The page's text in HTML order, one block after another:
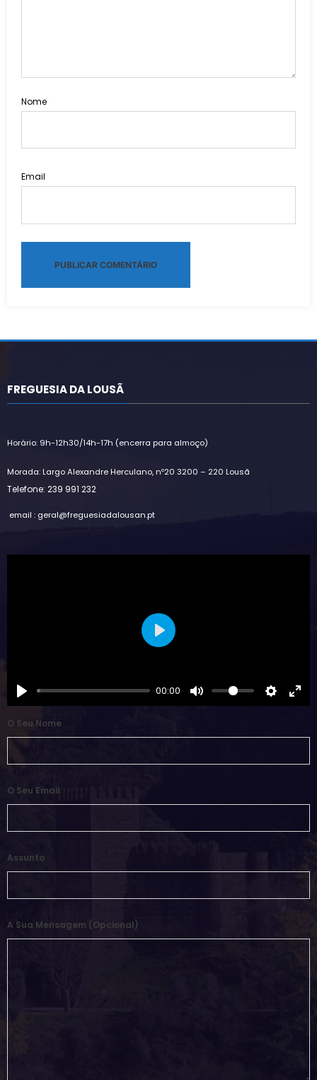
Nome
Email
FREGUESIA DA LOUSÃ
Horário: 9h-12h30/14h-17h (encerra para almoço)
Morada: Largo Alexandre Herculano, nº20 3200 – 220 Lousã
Telefone: 239 991 232
email : geral@freguesiadalousan.pt
00:00
Play
O Seu Nome
O Seu Email
Assunto
A Sua Mensagem (opcional)